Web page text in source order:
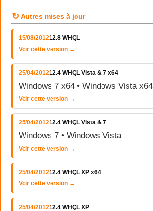
↻ Autres mises à jour
15/08/201212.8 WHQL
Voir cette version →
25/04/201212.4 WHQL Vista & 7 x64
Windows 7 x64 • Windows Vista x64
Voir cette version →
25/04/201212.4 WHQL Vista & 7
Windows 7 • Windows Vista
Voir cette version →
25/04/201212.4 WHQL XP x64
Voir cette version →
25/04/201212.4 WHQL XP